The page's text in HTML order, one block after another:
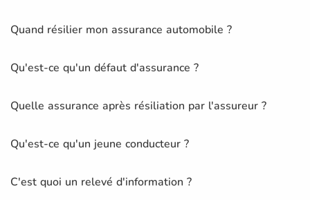
Quand résilier mon assurance automobile ?
Qu'est-ce qu'un défaut d'assurance ?
Quelle assurance après résiliation par l'assureur ?
Qu'est-ce qu'un jeune conducteur ?
C'est quoi un relevé d'information ?